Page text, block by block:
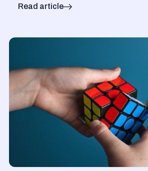
Read article